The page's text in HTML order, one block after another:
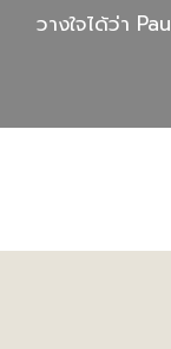
วางใจได้ว่า